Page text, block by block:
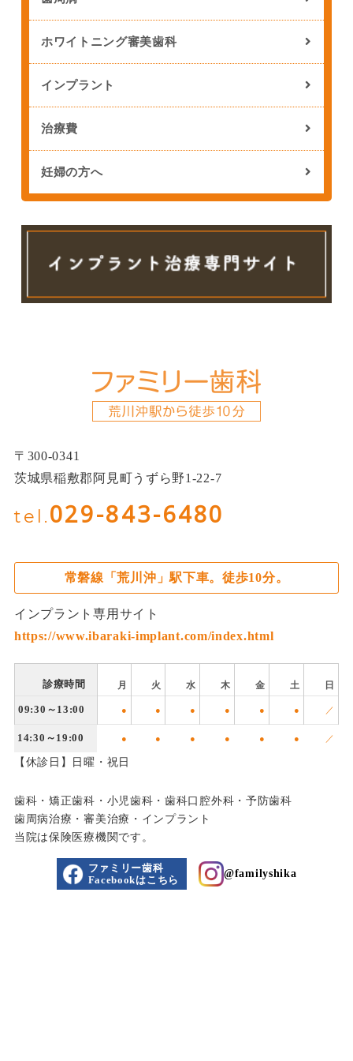
ホワイトニング審美歯科
インプラント
治療費
妊婦の方へ
〒300-0341
茨城県稲敷郡阿見町うずら野1-22-7
tel.029-843-6480
常磐線「荒川沖」駅下車。徒歩10分。
インプラント専用サイト
https://www.ibaraki-implant.com/index.html
診療時間 月 火 水 木 金 土 日
09:30～13:00 ● ● ● ● ● ● ／
14:30～19:00 ● ● ● ● ● ● ／
【休診日】日曜・祝日
歯科・矯正歯科・小児歯科・歯科口腔外科・予防歯科
歯周病治療・審美治療・インプラント
当院は保険医療機関です。
ファミリー歯科
Facebookはこちら
@familyshika